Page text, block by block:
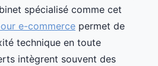
spécialisé comme cet
e-commerce permet de
technique en toute
intègrent souvent des